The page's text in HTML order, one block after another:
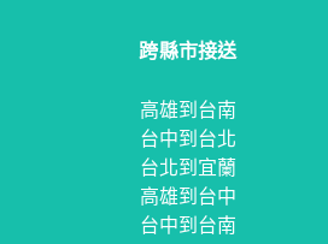
跨縣市接送
高雄到台南
台中到台北
台北到宜蘭
高雄到台中
台中到台南